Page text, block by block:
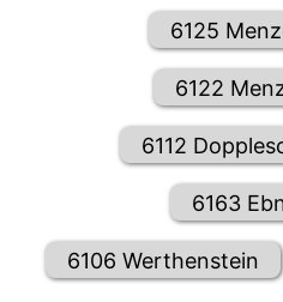
6125
6122
6112
6163
6106 Werthenstein